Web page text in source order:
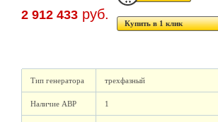
2 912 433 руб.
Купить в 1 клик
Тип генератора трехфазный
Наличие АВР 1